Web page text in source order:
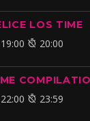
LOS TIME
19:00 20:00
22:00 23:59